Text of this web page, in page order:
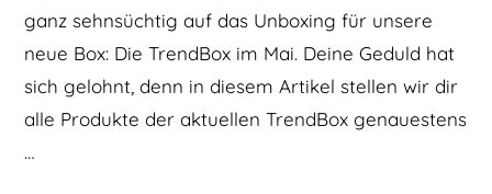
ganz sehnsüchtig auf das Unboxing für unsere
neue Box: Die TrendBox im Mai. Deine Geduld hat
sich gelohnt, denn in diesem Artikel stellen wir dir
alle Produkte der aktuellen TrendBox genauestens
…